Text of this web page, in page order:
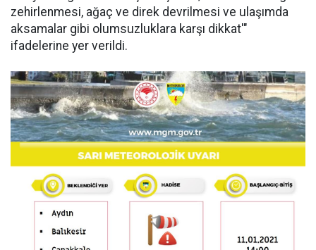
zehirlenmesi, ağaç ve direk devrilmesi ve ulaşımda
aksamalar gibi olumsuzluklara karşı dikkat'"
ifadelerine yer verildi.